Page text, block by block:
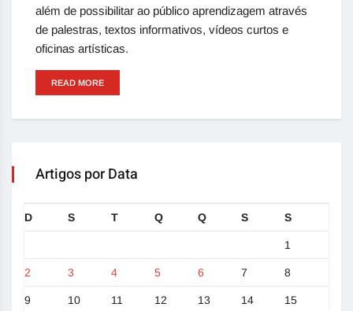
além de possibilitar ao público aprendizagem através
de palestras, textos informativos, vídeos curtos e
oficinas artísticas.
READ MORE
Artigos por Data
D S T Q Q S S
1
2 3 4 5 6 7 8
9 10 11 12 13 14 15